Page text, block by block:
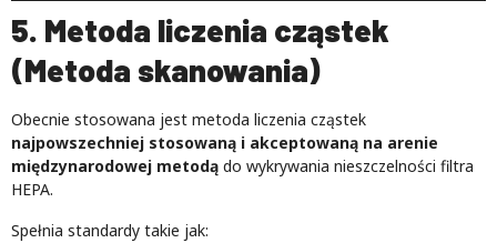
5. Metoda liczenia cząstek
(Metoda skanowania)
Obecnie stosowana jest metoda liczenia cząstek
najpowszechniej stosowaną i akceptowaną na arenie
międzynarodowej metodą do wykrywania nieszczelności filtra
HEPA.
Spełnia standardy takie jak: